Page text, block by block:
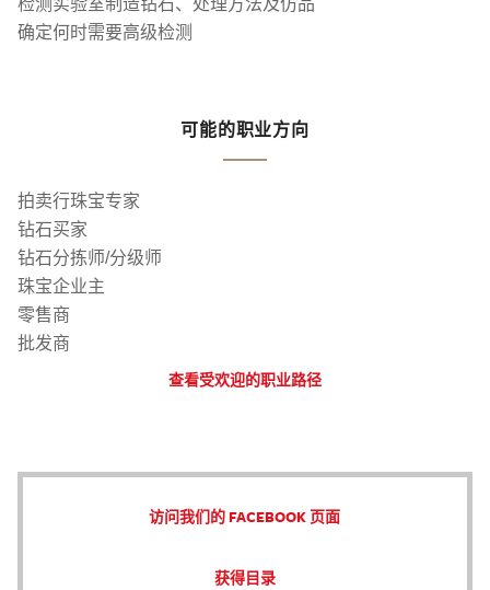
检测实验室制造钻石、处理方法及仿品
确定何时需要高级检测
可能的职业方向
拍卖行珠宝专家
钻石买家
钻石分拣师/分级师
珠宝企业主
零售商
批发商
查看受欢迎的职业路径
访问我们的 FACEBOOK 页面
获得目录